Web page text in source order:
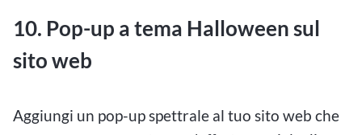
10. Pop-up a tema Halloween sul
sito web
Aggiungi un pop-up spettrale al tuo sito web che